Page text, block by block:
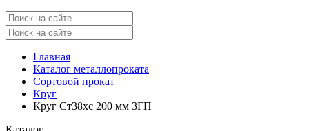
Главная
Каталог металлопроката
Сортовой прокат
Круг
Круг Ст38хс 200 мм 3ГП